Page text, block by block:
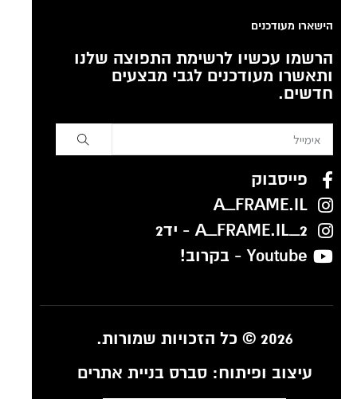
הישארו מעודכנים
הרשמו עכשיו לרשימת התפוצה שלנו
ותאשרו מעודכנים לגבי מבצעים
חדשים.
פייסבוק
A_FRAME.IL
A_FRAME.IL_2 - יד2
Youtube - בקרוב!
2026 © כל הזכויות שמורות.
עיצוב ופיתוח:סברס בניית אתרים